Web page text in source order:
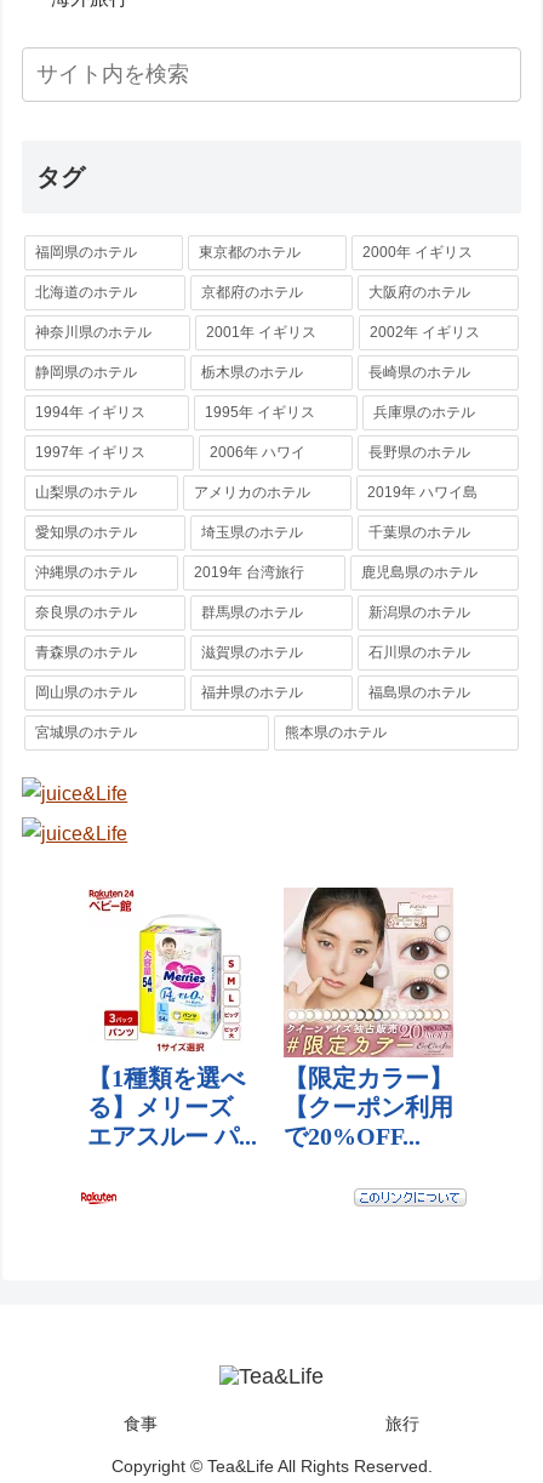
タグ
福岡県のホテル 東京都のホテル 2000年 イギリス
北海道のホテル 京都府のホテル 大阪府のホテル
神奈川県のホテル 2001年 イギリス 2002年 イギリス
静岡県のホテル 栃木県のホテル 長崎県のホテル
1994年 イギリス 1995年 イギリス 兵庫県のホテル
1997年 イギリス 2006年 ハワイ 長野県のホテル
山梨県のホテル アメリカのホテル 2019年 ハワイ島
愛知県のホテル 埼玉県のホテル 千葉県のホテル
沖縄県のホテル 2019年 台湾旅行 鹿児島県のホテル
奈良県のホテル 群馬県のホテル 新潟県のホテル
青森県のホテル 滋賀県のホテル 石川県のホテル
岡山県のホテル 福井県のホテル 福島県のホテル
宮城県のホテル 熊本県のホテル
食事 旅行
Copyright © Tea&Life All Rights Reserved.